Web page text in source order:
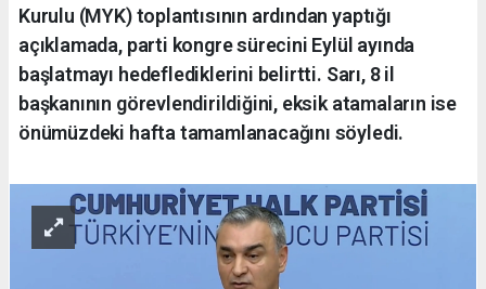
Kurulu (MYK) toplantısının ardından yaptığı
açıklamada, parti kongre sürecini Eylül ayında
başlatmayı hedeflediklerini belirtti. Sarı, 8 il
başkanının görevlendirildiğini, eksik atamaların ise
önümüzdeki hafta tamamlanacağını söyledi.